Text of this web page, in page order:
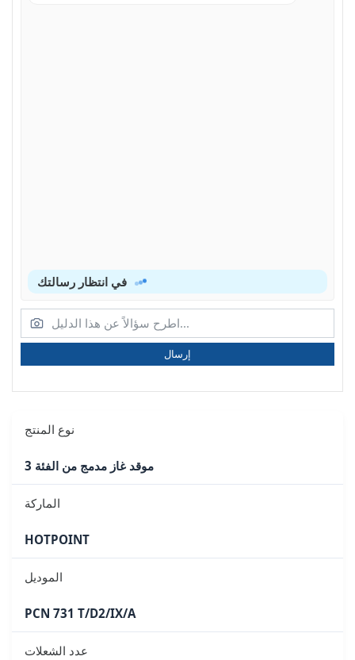
إرسال
نوع المنتج
موقد غاز مدمج من الفئة 3
الماركة
HOTPOINT
الموديل
PCN 731 T/D2/IX/A
عدد الشعلات